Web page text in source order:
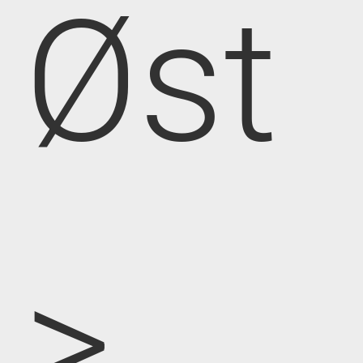
Øst